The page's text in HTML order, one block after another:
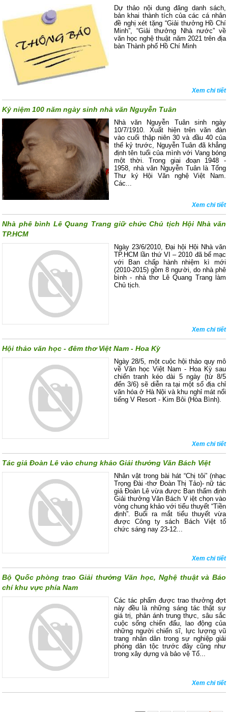
Dự thảo nội dung đăng danh sách,
bản khai thành tích của các cá nhân
đề nghị xét tặng “Giải thưởng Hồ Chí
Minh”, “Giải thưởng Nhà nước” về
văn học nghệ thuật năm 2021 trên địa
bàn Thành phố Hồ Chí Minh
Xem chi tiết
Kỷ niệm 100 năm ngày sinh nhà văn Nguyễn Tuân
Nhà văn Nguyễn Tuân sinh ngày
10/7/1910. Xuất hiện trên văn đàn
vào cuối thập niên 30 và đầu 40 của
thế kỷ trước, Nguyễn Tuân đã khẳng
định tên tuổi của mình với Vang bóng
một thời. Trong giai đoạn 1948 -
1958, nhà văn Nguyễn Tuân là Tổng
Thư ký Hội Văn nghệ Việt Nam.
Các...
Xem chi tiết
Nhà phê bình Lê Quang Trang giữ chức Chủ tịch Hội Nhà văn
TP.HCM
Ngày 23/6/2010, Đại hội Hội Nhà văn
TP.HCM lần thứ VI – 2010 đã bế mạc
với Ban chấp hành nhiệm kì mới
(2010-2015) gồm 8 người, do nhà phê
bình - nhà thơ Lê Quang Trang làm
Chủ tịch.
Xem chi tiết
Hội thảo văn học - đêm thơ Việt Nam - Hoa Kỳ
Ngày 28/5, một cuộc hội thảo quy mô
về Văn học Việt Nam - Hoa Kỳ sau
chiến tranh kéo dài 5 ngày (từ 8/5
đến 3/6) sẽ diễn ra tại một số địa chỉ
văn hóa ở Hà Nội và khu nghỉ mát nổi
tiếng V Resort - Kim Bôi (Hòa Bình).
Xem chi tiết
Tác giả Đoàn Lê vào chung khảo Giải thưởng Văn Bách Việt
Nhân vật trong bài hát “Chị tôi” (nhạc
Trọng Đài -thơ Đoàn Thị Tảo)- nữ tác
giả Đoàn Lê vừa được Ban thẩm định
Giải thưởng Văn Bách V iệt chọn vào
vòng chung khảo với tiểu thuyết “Tiền
định”. Buổi ra mắt tiểu thuyết vừa
được Công ty sách Bách Việt tổ
chức sáng nay 23-12...
Xem chi tiết
Bộ Quốc phòng trao Giải thưởng Văn học, Nghệ thuật và Báo
chí khu vực phía Nam
Các tác phẩm được trao thưởng đợt
này đều là những sáng tác thật sự
giá trị, phản ánh trung thực, sâu sắc
cuộc sống chiến đấu, lao động của
những người chiến sĩ, lực lượng vũ
trang nhân dân trong sự nghiệp giải
phóng dân tộc trước đây cũng như
trong xây dựng và bảo vệ Tổ...
Xem chi tiết